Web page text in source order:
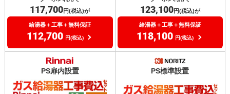
117,700円(税込)が
給湯器＋工事＋無料保証
112,700 円(税込)
123,100円(税込)が
給湯器＋工事＋無料保証
118,100 円(税込)
PS扉内設置 PS標準設置